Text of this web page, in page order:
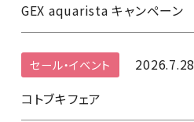
GEX aquarista キャンペーン
セール・イベント
2026.7.28
コトブキフェア